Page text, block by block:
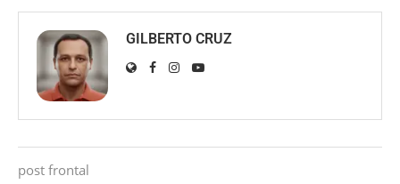
GILBERTO CRUZ
post frontal